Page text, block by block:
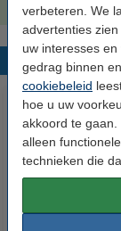
verbeteren. We
advertenties
uw interesses
gedrag binnen
cookiebeleid
hoe u uw
akkoord te
alleen
technieken die